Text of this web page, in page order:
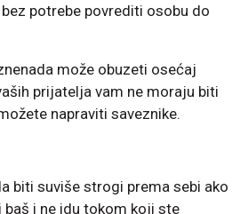
potrebe povrediti osobu do
može obuzeti osećaj
prijatelja vam ne moraju biti
napraviti saveznike.
biti suviše strogi prema sebi ako
i ne idu tokom koji ste